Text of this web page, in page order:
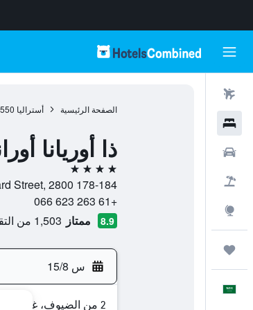
الصفحة الرئيسية أستراليا
ذا أوريانا
4 نجوم
178-184 Woodward Street, 2800, أورانغي (اوستراليا), نيو ساوث ويلز, أستراليا
+61 263 623 066
8.9 ممتاز 1,503 من التقييمات تم التحقق منها
س 15/8
2 من الضيوف، غرفة واحدة